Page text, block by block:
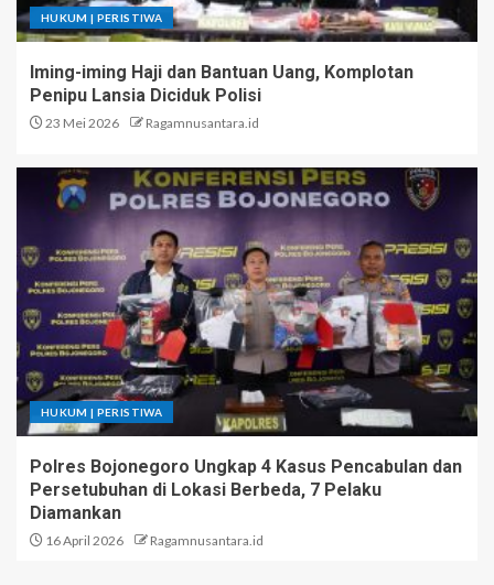
HUKUM | PERISTIWA
Iming-iming Haji dan Bantuan Uang, Komplotan
Penipu Lansia Diciduk Polisi
23 Mei 2026 Ragamnusantara.id
HUKUM | PERISTIWA
Polres Bojonegoro Ungkap 4 Kasus Pencabulan dan
Persetubuhan di Lokasi Berbeda, 7 Pelaku
Diamankan
16 April 2026 Ragamnusantara.id